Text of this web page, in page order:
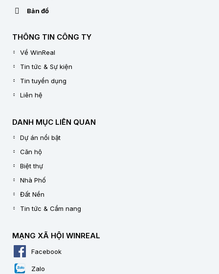
Bản đồ
THÔNG TIN CÔNG TY
Về WinReal
Tin tức & Sự kiện
Tin tuyển dụng
Liên hệ
DANH MỤC LIÊN QUAN
Dự án nổi bật
Căn hộ
Biệt thự
Nhà Phố
Đất Nền
Tin tức & Cẩm nang
MẠNG XÃ HỘI WINREAL
Facebook
Zalo